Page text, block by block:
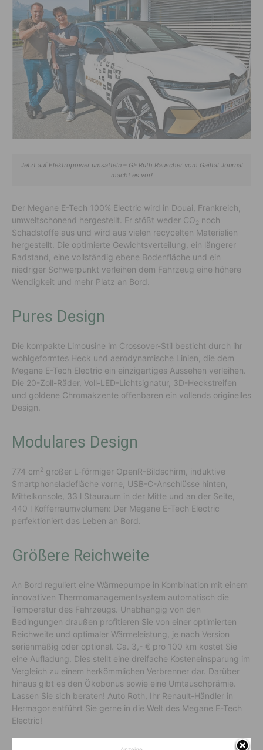
Jetzt auf Elektropower umsatteln – GF Ruth Rauscher vom Gailtal Journal
macht es vor!
Der Megane E-Tech 100% Electric wird in Douai, Frankreich,
umweltschonend hergestellt. Er stößt weder CO2 noch
Schadstoffe aus und wird aus vielen recycelten Materialien
hergestellt. Die optimierte Gewichtsverteilung, ein längerer
Radstand, eine vollständig ebene Bodenfläche und ein
niedriger Schwerpunkt verleihen dem Fahrzeug eine höhere
Wendigkeit und mehr Platz an Bord.
Pures Design
Die kompakte Limousine im Crossover-Stil besticht durch ihr
wohlgeformtes Heck und aerodynamische Linien, die dem
Megane E-Tech Electric ein einzigartiges Aussehen verleihen.
Die 20-Zoll-Räder, Voll-LED-Lichtsignatur, 3D-Heckstreifen
und goldene Chromakzente offenbaren ein vollends originelles
Design.
Modulares Design
774 cm2 großer L-förmiger OpenR-Bildschirm, induktive
Smartphoneladefläche vorne, USB-C-Anschlüsse hinten,
Mittelkonsole, 33 l Stauraum in der Mitte und an der Seite,
440 l Kofferraumvolumen: Der Megane E-Tech Electric
perfektioniert das Leben an Bord.
Größere Reichweite
An Bord reguliert eine Wärmepumpe in Kombination mit einem
innovativen Thermomanagementsystem automatisch die
Temperatur des Fahrzeugs. Unabhängig von den
Bedingungen draußen profitieren Sie von einer optimierten
Reichweite und optimaler Wärmeleistung, je nach Version
serienmäßig oder optional. Ca. 3,- € pro 100 km kostet Sie
eine Aufladung. Dies stellt eine dreifache Kosteneinsparung im
Vergleich zu einem herkömmlichen Verbrenner dar. Darüber
hinaus gibt es den Ökobonus sowie eine Umtauschprämie.
Lassen Sie sich beraten! Auto Roth, Ihr Renault-Händler in
Hermagor entführt Sie gerne in die Welt des Megane E-Tech
Electric!